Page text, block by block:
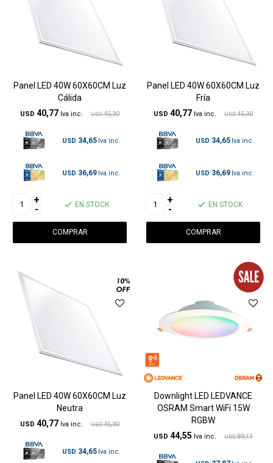
Panel LED 40W 60X60CM Luz
Cálida
USD 40,77 USD 45,30
USD 34,65
USD 36,69
+
- EN STOCK
Panel LED 40W 60X60CM Luz
Fría
USD 40,77 USD 45,30
USD 34,65
USD 36,69
+
- EN STOCK
Panel LED 40W 60X60CM Luz
Neutra
USD 40,77 USD 45,30
USD 34,65
Downlight LED LEDVANCE
OSRAM Smart WiFi 15W
RGBW
USD 44,55 USD 89,11